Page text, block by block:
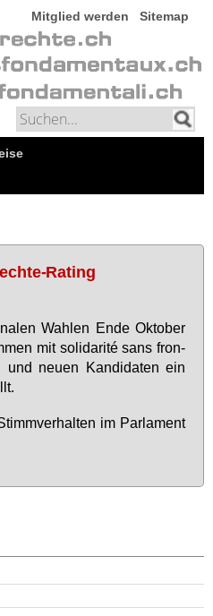
Mitglied werden Sitemap
Rating
Wah­len En­de Ok­to­ber
mit so­li­da­rité sans fron­
neu­en Kan­di­da­ten ein
im Par­la­ment